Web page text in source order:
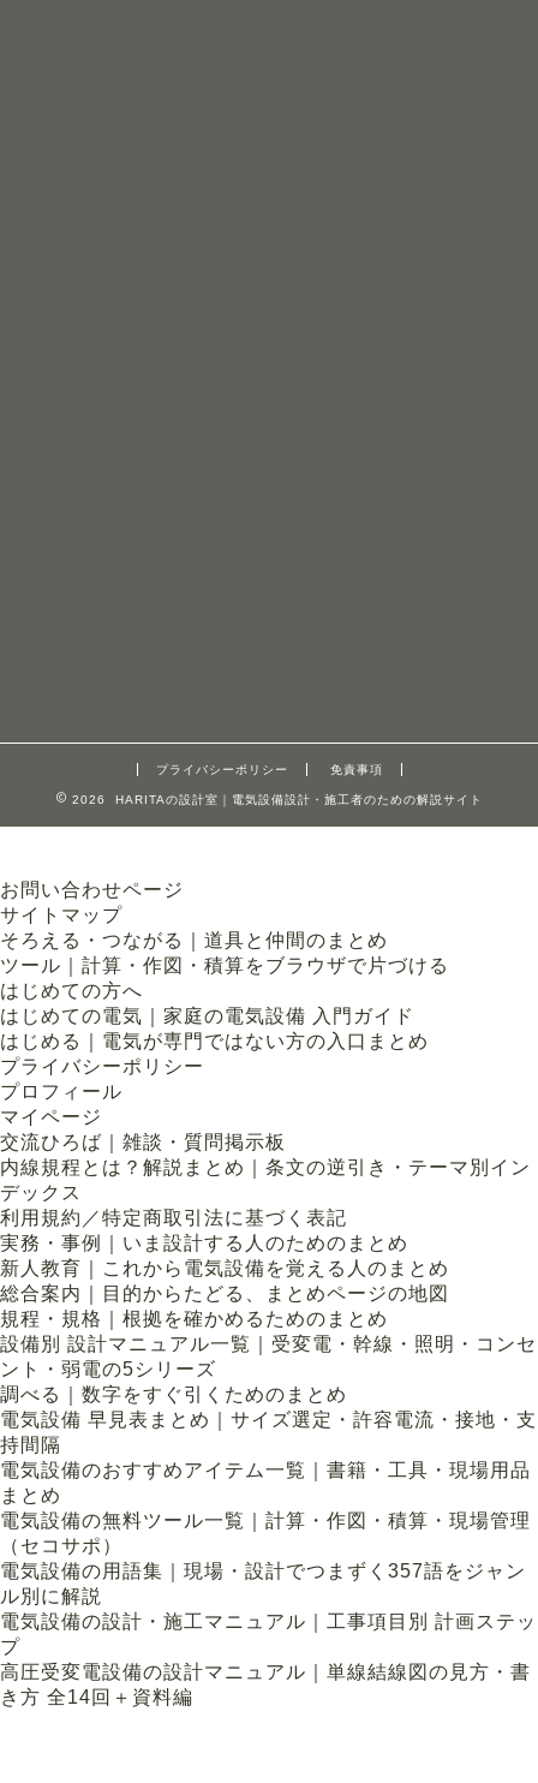
プライバシーポリシー 免責事項
2026 HARITAの設計室｜電気設備設計・施工者のための解説サイト
お問い合わせページ
サイトマップ
そろえる・つながる｜道具と仲間のまとめ
ツール｜計算・作図・積算をブラウザで片づける
はじめての方へ
はじめての電気｜家庭の電気設備 入門ガイド
はじめる｜電気が専門ではない方の入口まとめ
プライバシーポリシー
プロフィール
マイページ
交流ひろば｜雑談・質問掲示板
内線規程とは？解説まとめ｜条文の逆引き・テーマ別イン
デックス
利用規約／特定商取引法に基づく表記
実務・事例｜いま設計する人のためのまとめ
新人教育｜これから電気設備を覚える人のまとめ
総合案内｜目的からたどる、まとめページの地図
規程・規格｜根拠を確かめるためのまとめ
設備別 設計マニュアル一覧｜受変電・幹線・照明・コンセ
ント・弱電の5シリーズ
調べる｜数字をすぐ引くためのまとめ
電気設備 早見表まとめ｜サイズ選定・許容電流・接地・支
持間隔
電気設備のおすすめアイテム一覧｜書籍・工具・現場用品
まとめ
電気設備の無料ツール一覧｜計算・作図・積算・現場管理
（セコサポ）
電気設備の用語集｜現場・設計でつまずく357語をジャン
ル別に解説
電気設備の設計・施工マニュアル｜工事項目別 計画ステッ
プ
高圧受変電設備の設計マニュアル｜単線結線図の見方・書
き方 全14回＋資料編